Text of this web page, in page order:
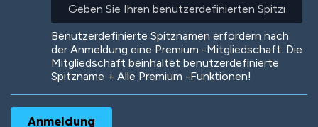
Colorful
benutzerdefinierten
Spitznamen
Benutzerdefinierte Spitznamen erfordern nach
der Anmeldung eine Premium -Mitgliedschaft. Die
Mitgliedschaft beinhaltet benutzerdefinierte
Spitzname + Alle Premium -Funktionen!